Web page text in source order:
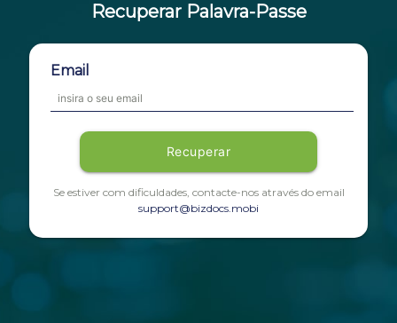
Recuperar Palavra-Passe
Email
Recuperar
Se estiver com dificuldades, contacte-nos através do email
support@bizdocs.mobi